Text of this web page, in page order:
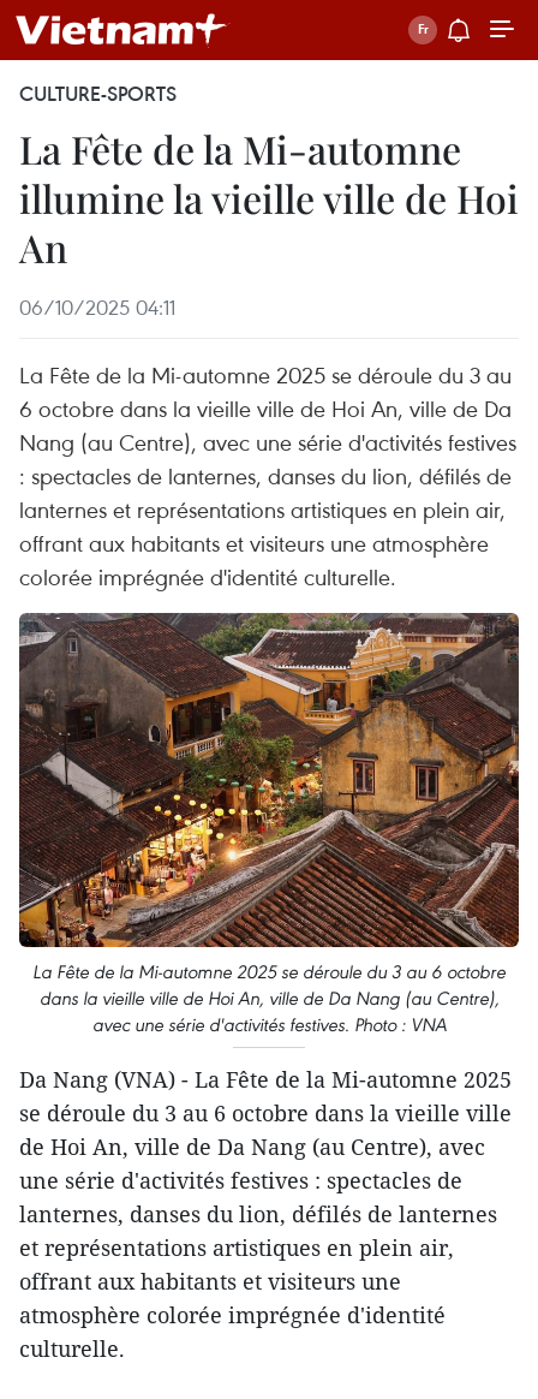
CULTURE-SPORTS
La Fête de la Mi-automne
illumine la vieille ville de Hoi
An
06/10/2025 04:11
La Fête de la Mi-automne 2025 se déroule du 3 au
6 octobre dans la vieille ville de Hoi An, ville de Da
Nang (au Centre), avec une série d'activités festives
: spectacles de lanternes, danses du lion, défilés de
lanternes et représentations artistiques en plein air,
offrant aux habitants et visiteurs une atmosphère
colorée imprégnée d'identité culturelle.
La Fête de la Mi-automne 2025 se déroule du 3 au 6 octobre
dans la vieille ville de Hoi An, ville de Da Nang (au Centre),
avec une série d'activités festives. Photo : VNA
Da Nang (VNA) - La Fête de la Mi-automne 2025
se déroule du 3 au 6 octobre dans la vieille ville
de Hoi An, ville de Da Nang (au Centre), avec
une série d'activités festives : spectacles de
lanternes, danses du lion, défilés de lanternes
et représentations artistiques en plein air,
offrant aux habitants et visiteurs une
atmosphère colorée imprégnée d'identité
culturelle.